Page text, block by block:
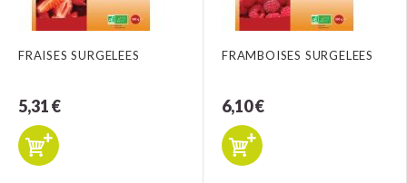
FRAISES SURGELEES
5,31 €
FRAMBOISES SURGELEES
6,10 €